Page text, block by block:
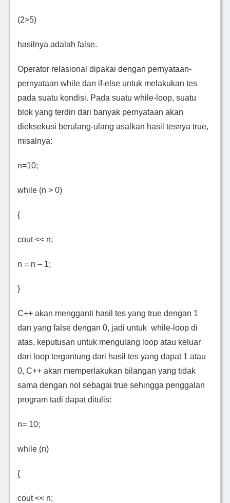
(2>5)
hasilnya adalah false.
Operator relasional dipakai dengan pernyataan-
pernyataan while dan if-else untuk melakukan tes
pada suatu kondisi. Pada suatu while-loop, suatu
blok yang terdiri dari banyak pernyataan akan
dieksekusi berulang-ulang asalkan hasil tesnya true,
misalnya:
n=10;
while (n > 0)
{
cout << n;
n = n – 1;
}
C++ akan mengganti hasil tes yang true dengan 1
dan yang false dengan 0, jadi untuk while-loop di
atas, keputusan untuk mengulang loop atau keluar
dari loop tergantung dari hasil tes yang dapat 1 atau
0, C++ akan memperlakukan bilangan yang tidak
sama dengan nol sebagai true sehingga penggalan
program tadi dapat ditulis:
n= 10;
while (n)
{
cout << n;